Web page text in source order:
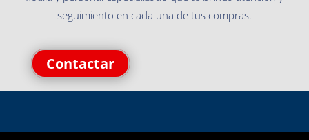
seguimiento en cada una de tus compras.
Contactar